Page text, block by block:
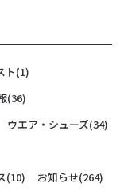
ト(1)
(36)
ウエア・シューズ(34)
(10) お知らせ(264)